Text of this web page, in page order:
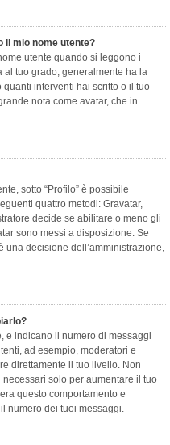
il mio nome utente?
utente quando si leggono i
al tuo grado, generalmente ha la
interventi hai scritto o il tuo
nota come avatar, che in
sotto “Profilo” è possibile
quattro metodi: Gravatar,
decide se abilitare o meno gli
sono messi a disposizione. Se
una decisione dell’amministrazione,
e indicano il numero di messaggi
ad esempio, moderatori e
direttamente il tuo livello. Non
solo per aumentare il tuo
questo comportamento e
numero dei tuoi messaggi.